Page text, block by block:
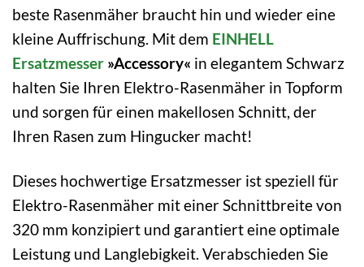
beste Rasenmäher braucht hin und wieder eine
kleine Auffrischung. Mit dem EINHELL
Ersatzmesser »Accessory« in elegantem Schwarz
halten Sie Ihren Elektro-Rasenmäher in Topform
und sorgen für einen makellosen Schnitt, der
Ihren Rasen zum Hingucker macht!
Dieses hochwertige Ersatzmesser ist speziell für
Elektro-Rasenmäher mit einer Schnittbreite von
320 mm konzipiert und garantiert eine optimale
Leistung und Langlebigkeit. Verabschieden Sie